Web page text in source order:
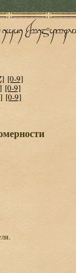
[0-9]
[0-9]
[0-9]